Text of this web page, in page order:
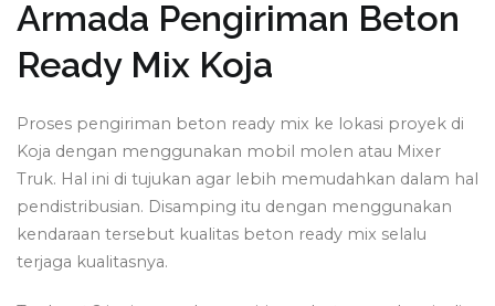
Armada Pengiriman Beton
Ready Mix Koja
Proses pengiriman beton ready mix ke lokasi proyek di
Koja dengan menggunakan mobil molen atau Mixer
Truk. Hal ini di tujukan agar lebih memudahkan dalam hal
pendistribusian. Disamping itu dengan menggunakan
kendaraan tersebut kualitas beton ready mix selalu
terjaga kualitasnya.